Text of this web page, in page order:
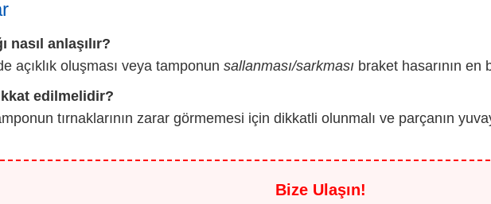
nasıl anlaşılır?
açıklık oluşması veya tamponun sallanması/sarkması braket hasarının en
edilmelidir?
tırnaklarının zarar görmemesi için dikkatli olunmalı ve parçanın
Bize Ulaşın!